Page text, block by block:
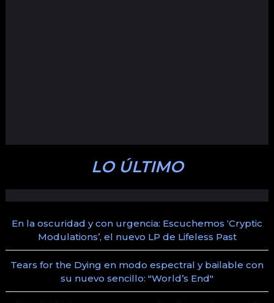
LO ÚLTIMO
En la oscuridad y con urgencia: Escuchemos ‘Cryptic
Modulations’, el nuevo LP de Lifeless Past
Tears for the Dying en modo espectral y bailable con
su nuevo sencillo: "World’s End"